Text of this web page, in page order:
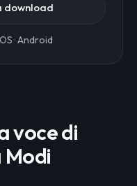
download
·Android
voce di